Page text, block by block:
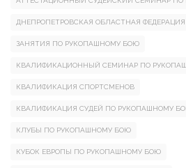
ДНЕПРОПЕТРОВСКАЯ ОБЛАСТНАЯ
ЗАНЯТИЯ ПО РУКОПАШНОМУ БОЮ
КВАЛИФИКАЦИОННЫЙ СЕМИНАР ПО
КВАЛИФИКАЦИЯ СПОРТСМЕНОВ
КВАЛИФИКАЦИЯ СУДЕЙ ПО РУКОПАШНОМУ
КЛУБЫ ПО РУКОПАШНОМУ БОЮ
КУБОК ЕВРОПЫ ПО РУКОПАШНОМУ БОЮ